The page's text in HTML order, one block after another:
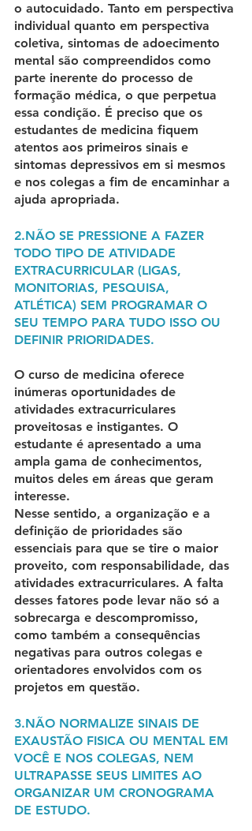
o autocuidado. Tanto em perspectiva
individual quanto em perspectiva
coletiva, sintomas de adoecimento
mental são compreendidos como
parte inerente do processo de
formação médica, o que perpetua
essa condição. É preciso que os
estudantes de medicina fiquem
atentos aos primeiros sinais e
sintomas depressivos em si mesmos
e nos colegas a fim de encaminhar a
ajuda apropriada.
2.NÃO SE PRESSIONE A FAZER
TODO TIPO DE ATIVIDADE
EXTRACURRICULAR (LIGAS,
MONITORIAS, PESQUISA,
ATLÉTICA) SEM PROGRAMAR O
SEU TEMPO PARA TUDO ISSO OU
DEFINIR PRIORIDADES.
O curso de medicina oferece
inúmeras oportunidades de
atividades extracurriculares
proveitosas e instigantes. O
estudante é apresentado a uma
ampla gama de conhecimentos,
muitos deles em áreas que geram
interesse.
Nesse sentido, a organização e a
definição de prioridades são
essenciais para que se tire o maior
proveito, com responsabilidade, das
atividades extracurriculares. A falta
desses fatores pode levar não só a
sobrecarga e descompromisso,
como também a consequências
negativas para outros colegas e
orientadores envolvidos com os
projetos em questão.
3.NÃO NORMALIZE SINAIS DE
EXAUSTÃO FISICA OU MENTAL EM
VOCÊ E NOS COLEGAS, NEM
ULTRAPASSE SEUS LIMITES AO
ORGANIZAR UM CRONOGRAMA
DE ESTUDO.